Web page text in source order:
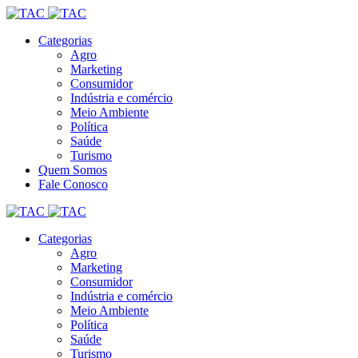
Categorias
Agro
Marketing
Consumidor
Indústria e comércio
Meio Ambiente
Política
Saúde
Turismo
Quem Somos
Fale Conosco
Categorias
Agro
Marketing
Consumidor
Indústria e comércio
Meio Ambiente
Política
Saúde
Turismo